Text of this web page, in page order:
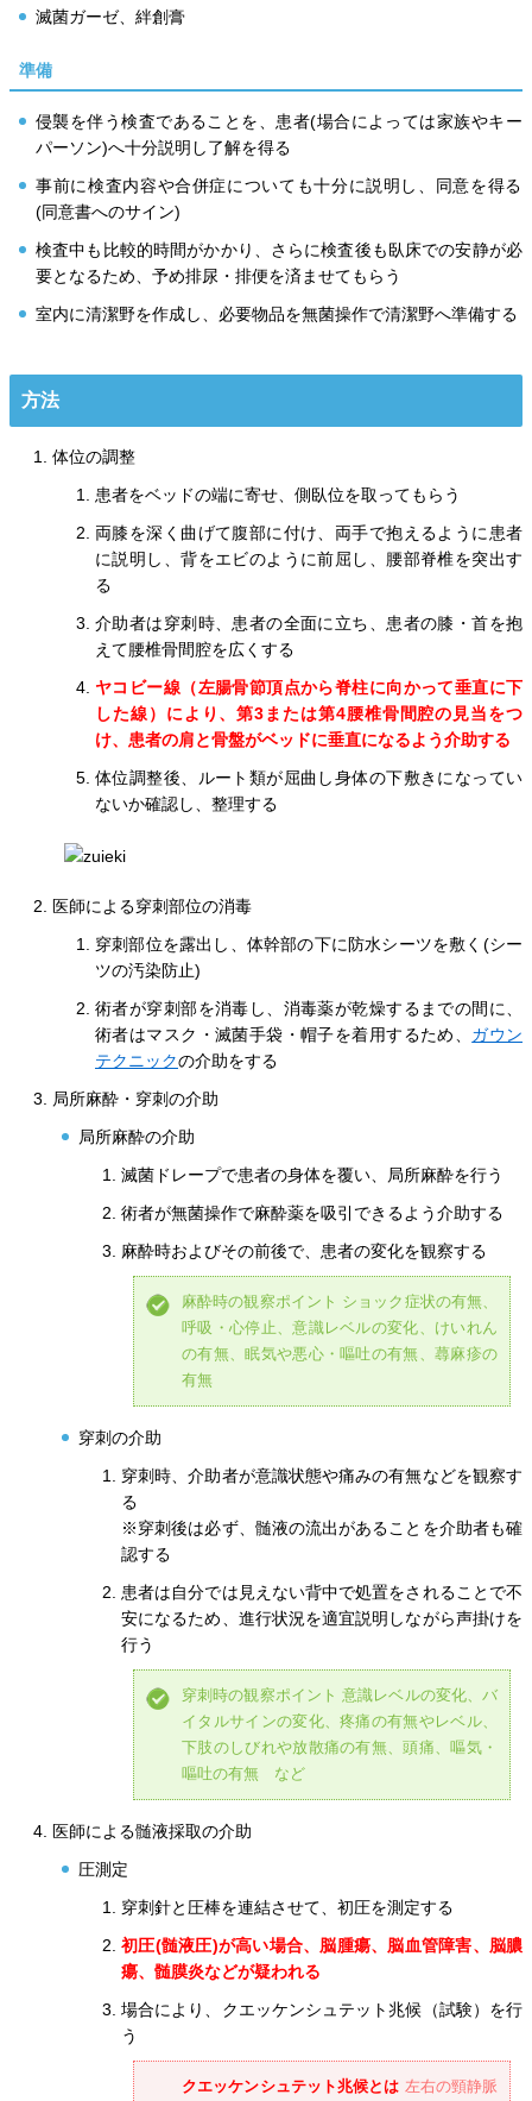
滅菌ガーゼ、絆創膏
準備
侵襲を伴う検査であることを、患者(場合によっては家族やキー
パーソン)へ十分説明し了解を得る
事前に検査内容や合併症についても十分に説明し、同意を得る
(同意書へのサイン)
検査中も比較的時間がかかり、さらに検査後も臥床での安静が必
要となるため、予め排尿・排便を済ませてもらう
室内に清潔野を作成し、必要物品を無菌操作で清潔野へ準備する
方法
体位の調整
患者をベッドの端に寄せ、側臥位を取ってもらう
両膝を深く曲げて腹部に付け、両手で抱えるように患者
に説明し、背をエビのように前屈し、腰部脊椎を突出す
る
介助者は穿刺時、患者の全面に立ち、患者の膝・首を抱
えて腰椎骨間腔を広くする
ヤコビー線（左腸骨節頂点から脊柱に向かって垂直に下
した線）により、第3または第4腰椎骨間腔の見当をつ
け、患者の肩と骨盤がベッドに垂直になるよう介助する
体位調整後、ルート類が屈曲し身体の下敷きになってい
ないか確認し、整理する
医師による穿刺部位の消毒
穿刺部位を露出し、体幹部の下に防水シーツを敷く(シー
ツの汚染防止)
術者が穿刺部を消毒し、消毒薬が乾燥するまでの間に、
術者はマスク・滅菌手袋・帽子を着用するため、 ガウン
テクニックの介助をする
局所麻酔・穿刺の介助
局所麻酔の介助
滅菌ドレープで患者の身体を覆い、局所麻酔を行う
術者が無菌操作で麻酔薬を吸引できるよう介助する
麻酔時およびその前後で、患者の変化を観察する
麻酔時の観察ポイント ショック症状の有無、
呼吸・心停止、意識レベルの変化、けいれん
の有無、眠気や悪心・嘔吐の有無、蕁麻疹の
有無
穿刺の介助
穿刺時、介助者が意識状態や痛みの有無などを観察す
る
※穿刺後は必ず、髄液の流出があることを介助者も確
認する
患者は自分では見えない背中で処置をされることで不
安になるため、進行状況を適宜説明しながら声掛けを
行う
穿刺時の観察ポイント 意識レベルの変化、バ
イタルサインの変化、疼痛の有無やレベル、
下肢のしびれや放散痛の有無、頭痛、嘔気・
嘔吐の有無 など
医師による髄液採取の介助
圧測定
穿刺針と圧棒を連結させて、初圧を測定する
初圧(髄液圧)が高い場合、脳腫瘍、脳血管障害、脳膿
瘍、髄膜炎などが疑われる
場合により、クエッケンシュテット兆候（試験）を行
う
クエッケンシュテット兆候とは 左右の頸静脈